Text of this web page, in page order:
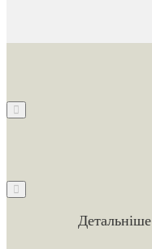
Детальніше